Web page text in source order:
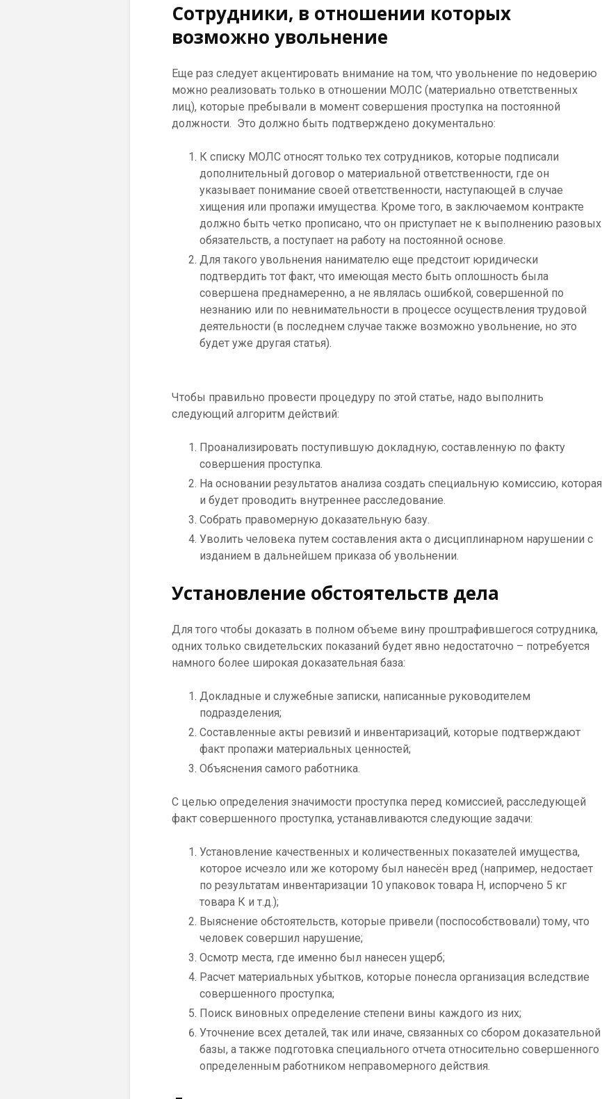
Сотрудники, в отношении которых
возможно увольнение
Еще раз следует акцентировать внимание на том, что увольнение по недоверию
можно реализовать только в отношении МОЛС (материально ответственных
лиц), которые пребывали в момент совершения проступка на постоянной
должности. Это должно быть подтверждено документально:
К списку МОЛС относят только тех сотрудников, которые подписали
дополнительный договор о материальной ответственности, где он
указывает понимание своей ответственности, наступающей в случае
хищения или пропажи имущества. Кроме того, в заключаемом контракте
должно быть четко прописано, что он приступает не к выполнению разовых
обязательств, а поступает на работу на постоянной основе.
Для такого увольнения нанимателю еще предстоит юридически
подтвердить тот факт, что имеющая место быть оплошность была
совершена преднамеренно, а не являлась ошибкой, совершенной по
незнанию или по невнимательности в процессе осуществления трудовой
деятельности (в последнем случае также возможно увольнение, но это
будет уже другая статья).
Чтобы правильно провести процедуру по этой статье, надо выполнить
следующий алгоритм действий:
Проанализировать поступившую докладную, составленную по факту
совершения проступка.
На основании результатов анализа создать специальную комиссию, которая
и будет проводить внутреннее расследование.
Собрать правомерную доказательную базу.
Уволить человека путем составления акта о дисциплинарном нарушении с
изданием в дальнейшем приказа об увольнении.
Установление обстоятельств дела
Для того чтобы доказать в полном объеме вину проштрафившегося сотрудника,
одних только свидетельских показаний будет явно недостаточно – потребуется
намного более широкая доказательная база:
Докладные и служебные записки, написанные руководителем
подразделения;
Составленные акты ревизий и инвентаризаций, которые подтверждают
факт пропажи материальных ценностей;
Объяснения самого работника.